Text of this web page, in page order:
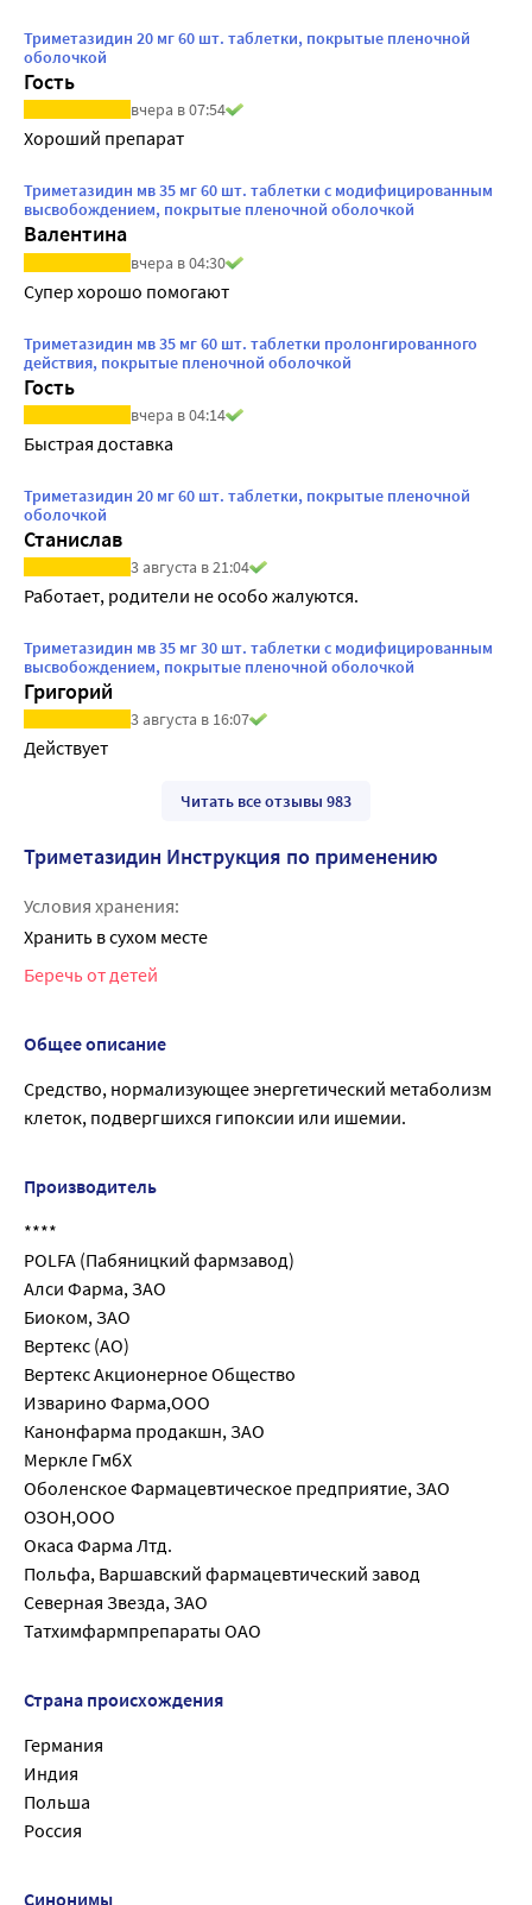
Триметазидин 20 мг 60 шт. таблетки, покрытые пленочной
оболочкой
Гость
вчера в 07:54
Хороший препарат
Триметазидин мв 35 мг 60 шт. таблетки с модифицированным
высвобождением, покрытые пленочной оболочкой
Валентина
вчера в 04:30
Супер хорошо помогают
Триметазидин мв 35 мг 60 шт. таблетки пролонгированного
действия, покрытые пленочной оболочкой
Гость
вчера в 04:14
Быстрая доставка
Триметазидин 20 мг 60 шт. таблетки, покрытые пленочной
оболочкой
Станислав
3 августа в 21:04
Работает, родители не особо жалуются.
Триметазидин мв 35 мг 30 шт. таблетки с модифицированным
высвобождением, покрытые пленочной оболочкой
Григорий
3 августа в 16:07
Действует
Читать все отзывы 983
Триметазидин Инструкция по применению
Условия хранения:
Хранить в сухом месте
Беречь от детей
Общее описание
Средство, нормализующее энергетический метаболизм
клеток, подвергшихся гипоксии или ишемии.
Производитель
****
POLFA (Пабяницкий фармзавод)
Алси Фарма, ЗАО
Биоком, ЗАО
Вертекс (АО)
Вертекс Акционерное Общество
Изварино Фарма,ООО
Канонфарма продакшн, ЗАО
Меркле ГмбХ
Оболенское Фармацевтическое предприятие, ЗАО
ОЗОН,ООО
Окаса Фарма Лтд.
Польфа, Варшавский фармацевтический завод
Северная Звезда, ЗАО
Татхимфармпрепараты ОАО
Страна происхождения
Германия
Индия
Польша
Россия
Синонимы